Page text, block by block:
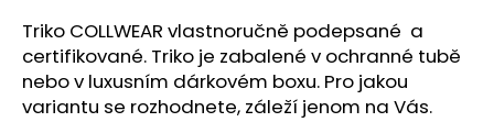
Triko COLLWEAR vlastnoručně podepsané a
certifikované. Triko je zabalené v ochranné tubě
nebo v luxusním dárkovém boxu. Pro jakou
variantu se rozhodnete, záleží jenom na Vás.
D